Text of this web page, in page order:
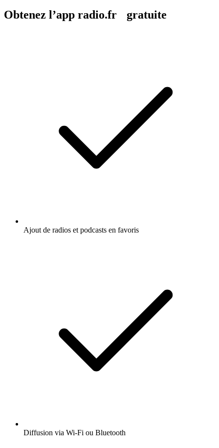
Obtenez l’app radio.fr gratuite
Ajout de radios et podcasts en favoris
Diffusion via Wi-Fi ou Bluetooth